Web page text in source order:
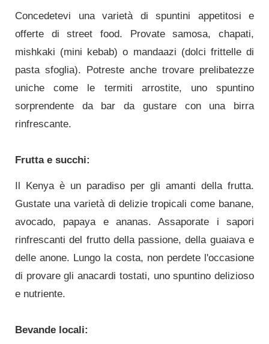
Concedetevi una varietà di spuntini appetitosi e
offerte di street food. Provate samosa, chapati,
mishkaki (mini kebab) o mandaazi (dolci frittelle di
pasta sfoglia). Potreste anche trovare prelibatezze
uniche come le termiti arrostite, uno spuntino
sorprendente da bar da gustare con una birra
rinfrescante.
Frutta e succhi:
Il Kenya è un paradiso per gli amanti della frutta.
Gustate una varietà di delizie tropicali come banane,
avocado, papaya e ananas. Assaporate i sapori
rinfrescanti del frutto della passione, della guaiava e
delle anone. Lungo la costa, non perdete l'occasione
di provare gli anacardi tostati, uno spuntino delizioso
e nutriente.
Bevande locali: